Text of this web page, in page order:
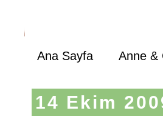
Ana Sayfa Anne &
14 Ekim